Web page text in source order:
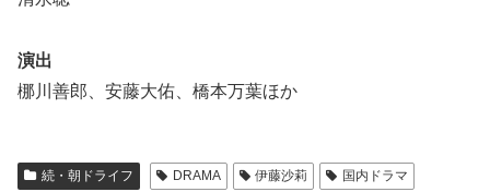
演出
梛川善郎、安藤大佑、橋本万葉ほか
続・朝ドライフ DRAMA 伊藤沙莉
国内ドラマ